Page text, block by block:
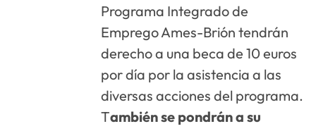
Programa Integrado de
Emprego Ames-Brión tendrán
derecho a una beca de 10 euros
por día por la asistencia a las
diversas acciones del programa.
También se pondrán a su